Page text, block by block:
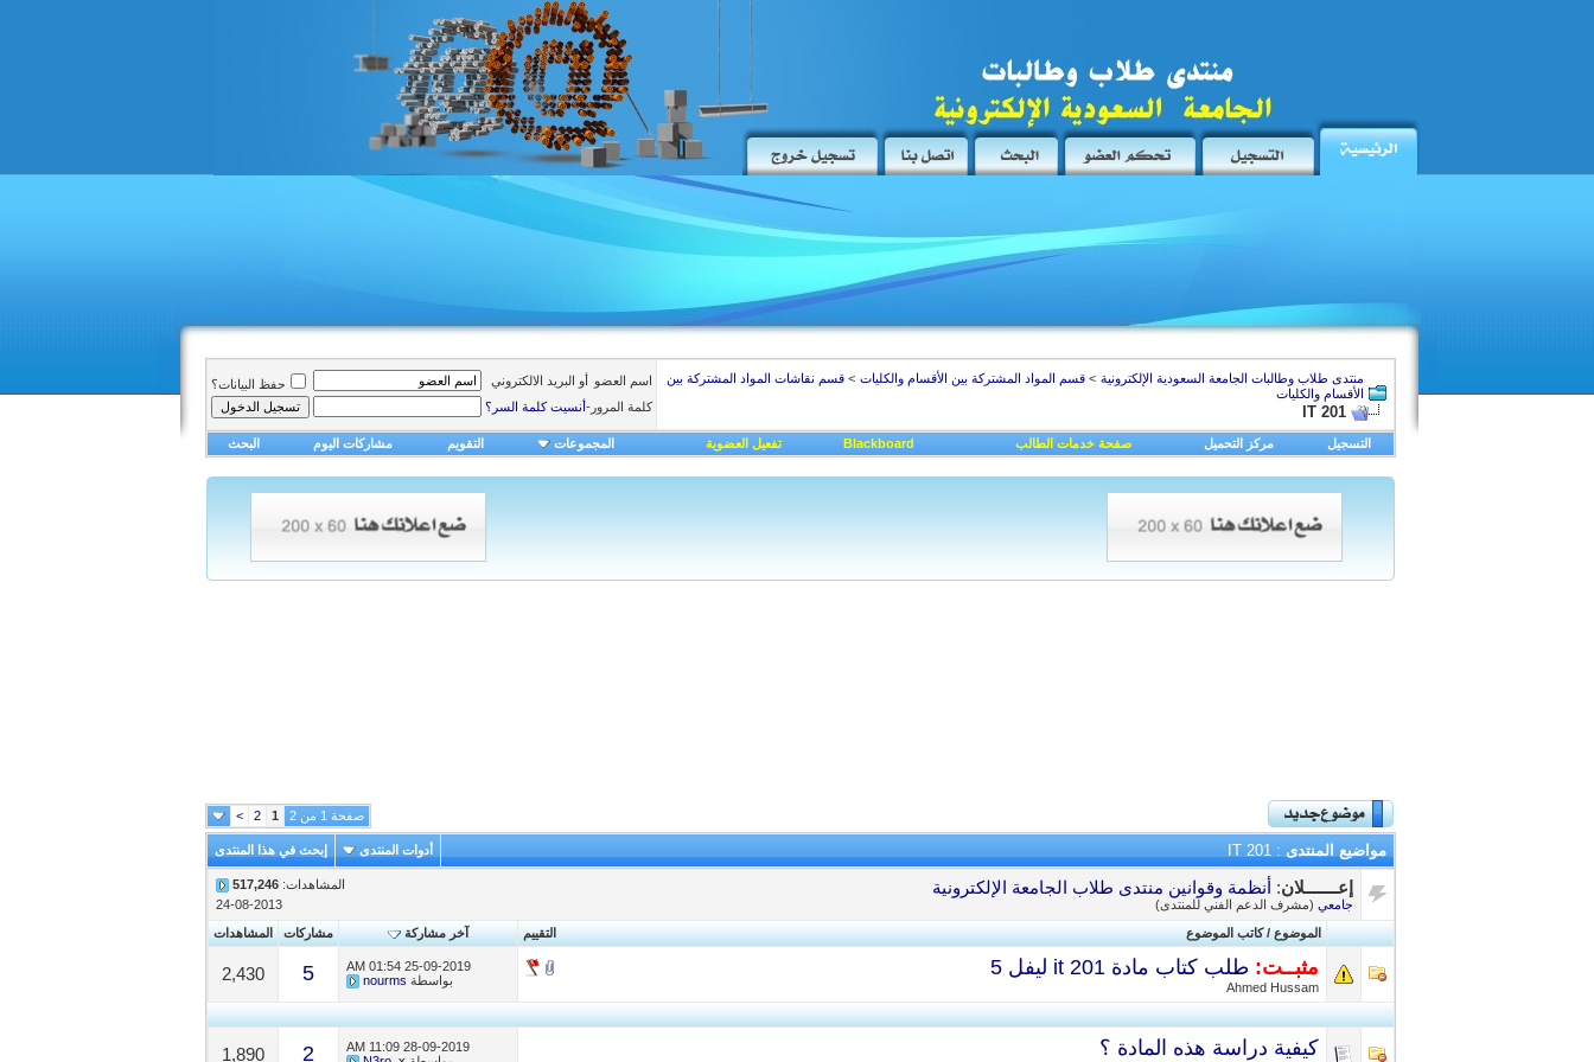
منتدى طلاب وطالبات الجامعة السعودية الإلكترونية >قسم المواد المشتركة بين الأقسام والكليات >قسم نقاشات المواد المشتركة بين
الأقسام والكليات
IT 201
اسم العضو أو البريد الالكتروني
حفظ البيانات؟
كلمة المرور-أنسيت كلمة السر؟
التسجيل مركز التحميل صفحة خدمات الطالب Blackboard تفعيل العضوية المجموعات التقويم مشاركات اليوم البحث
صفحة 1 من 2 1
2
>
مواضيع المنتدى : IT 201 أدوات المنتدى إبحث في هذا المنتدى
المشاهدات:517,246 إعـــــــلان: أنظمة وقوانين منتدى طلاب الجامعة الإلكترونية
24-08-2013 جامعي (مشرف الدعم الفني للمنتدى)
التقييم
الموضوع /كاتب الموضوع آخر مشاركة مشاركات المشاهدات
مثبــت: طلب كتاب مادة it 201 ليفل 5
Ahmed Hussam
25-09-2019
01:54 AM
بواسطة nourms
5
2,430
كيفية دراسة هذه المادة ؟ 28-09-2019
11:09 AM
2
1,890